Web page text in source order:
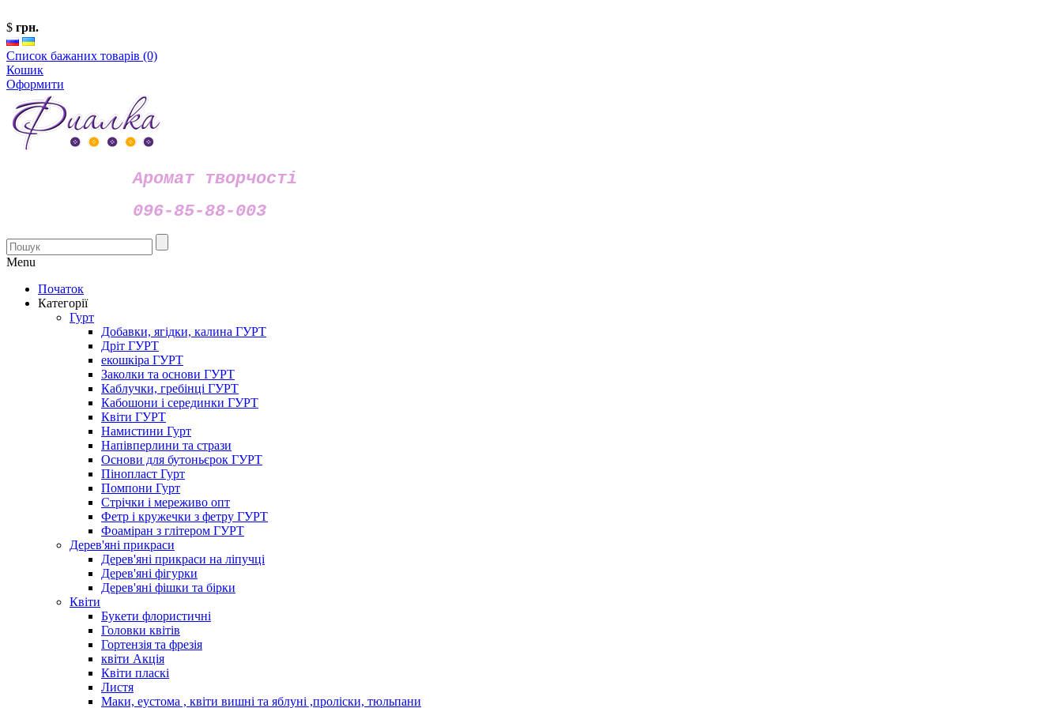
$ грн.
Список бажаних товарів (0)
Кошик
Оформити
Аромат творчості
096-85-88-003
Menu
Початок
Категорії
Гурт
Добавки, ягідки, калина ГУРТ
Дріт ГУРТ
екошкіра ГУРТ
Заколки та основи ГУРТ
Каблучки, гребінці ГУРТ
Кабошони і серединки ГУРТ
Квіти ГУРТ
Намистини Гурт
Напівперлини та стрази
Основи для бутоньєрок ГУРТ
Пінопласт Гурт
Помпони Гурт
Стрічки і мереживо опт
Фетр і кружечки з фетру ГУРТ
Фоаміран з глітером ГУРТ
Дерев'яні прикраси
Дерев'яні прикраси на ліпучці
Дерев'яні фігурки
Дерев'яні фішки та бірки
Квіти
Букети флористичні
Головки квітів
Гортензія та фрезія
квіти Акція
Квіти пласкі
Листя
Маки, еустома , квіти вишні та яблуні ,проліски, тюльпани